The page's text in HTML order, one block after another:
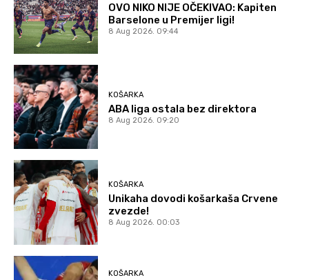
OVO NIKO NIJE OČEKIVAO: Kapiten
Barselone u Premijer ligi!
8 Aug 2026. 09:44
KOŠARKA
ABA liga ostala bez direktora
8 Aug 2026. 09:20
KOŠARKA
Unikaha dovodi košarkaša Crvene
zvezde!
8 Aug 2026. 00:03
KOŠARKA